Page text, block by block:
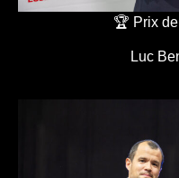
🏆 Prix de
Luc